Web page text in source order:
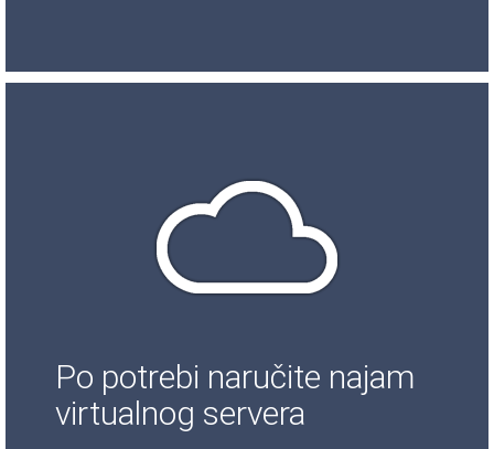
Po potrebi naručite najam
virtualnog servera